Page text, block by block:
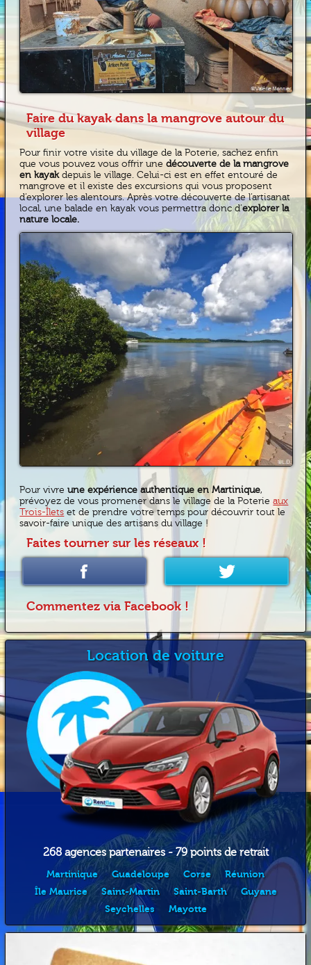
Faire du kayak dans la mangrove autour du
village
Pour finir votre visite du village de la Poterie, sachez enfin
que vous pouvez vous offrir unedécouverte de la mangrove
en kayakdepuis le village. Celui-ci est en effet entouré de
mangrove et il existe des excursions qui vous proposent
d’explorer les alentours. Après votre découverte de l’artisanat
local, une balade en kayak vous permettra donc d’explorer la
nature locale.
Pour vivreune expérience authentique en Martinique,
prévoyez de vous promener dans le village de la Poterieaux
Trois-Îlets et de prendre votre temps pour découvrir tout le
savoir-faire unique des artisans du village !
Faites tourner sur les réseaux !
Commentez via Facebook !
Location de voiture
268 agences partenaires - 79 points de retrait
Martinique Guadeloupe Corse
Réunion
Île Maurice
Saint-Martin Saint-Barth
Guyane
Seychelles
Mayotte